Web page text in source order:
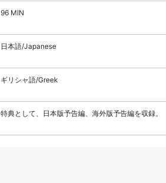
96 MIN
日本語/Japanese
ギリシャ語/Greek
特典として、日本版予告編、海外版予告編を収録。